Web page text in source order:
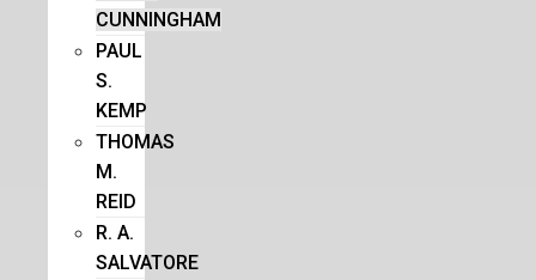
CUNNINGHAM
PAUL
S.
KEMP
THOMAS
M.
REID
R. A.
SALVATORE